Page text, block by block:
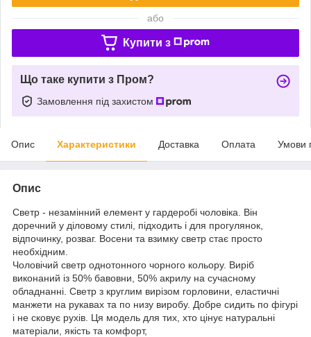
або
Купити з
Що таке купити з Пром?
Замовлення під захистом
Опис Характеристики Доставка Оплата Умови
Опис
Светр - незамінний елемент у гардеробі чоловіка. Він
доречний у діловому стилі, підходить і для прогулянок,
відпочинку, розваг. Восени та взимку светр стає просто
необхідним.
Чоловічий светр однотонного чорного кольору. Виріб
виконаний із 50% бавовни, 50% акрилу на сучасному
обладнанні. Светр з круглим вирізом горловини, еластичні
манжети на рукавах та по низу виробу. Добре сидить по фігурі
і не сковує рухів. Ця модель для тих, хто цінує натуральні
матеріали, якість та комфорт,